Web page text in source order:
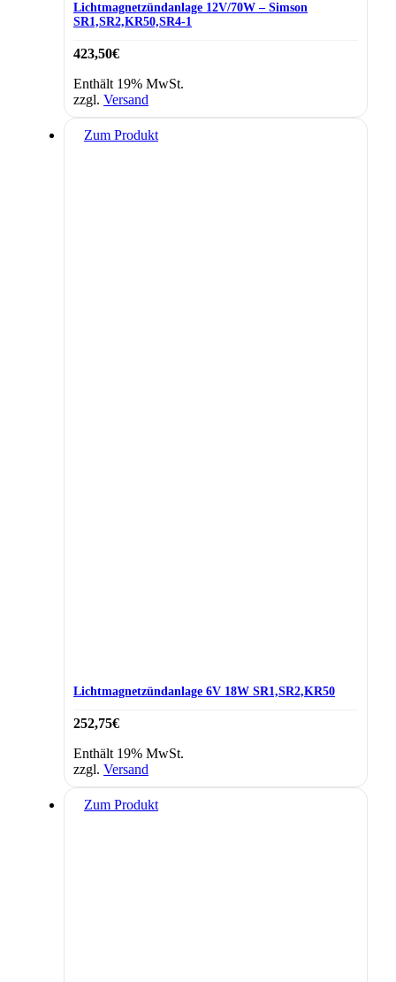
Lichtmagnetzündanlage 12V/70W – Simson
SR1,SR2,KR50,SR4-1
423,50€
Enthält 19% MwSt.
zzgl. Versand
Zum Produkt
Lichtmagnetzündanlage 6V 18W SR1,SR2,KR50
252,75€
Enthält 19% MwSt.
zzgl. Versand
Zum Produkt